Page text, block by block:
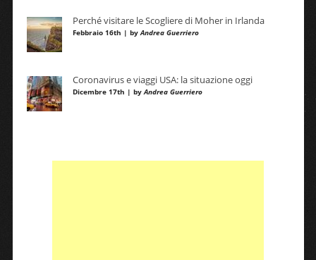
Perché visitare le Scogliere di Moher in Irlanda
Febbraio 16th | byAndrea Guerriero
Coronavirus e viaggi USA: la situazione oggi
Dicembre 17th | byAndrea Guerriero